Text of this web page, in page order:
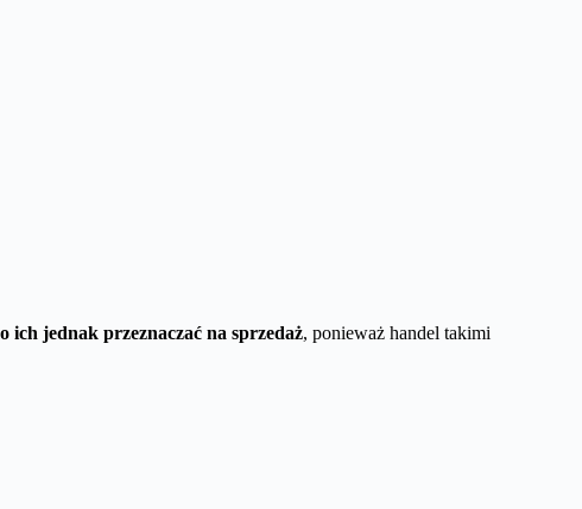
ich jednak przeznaczać na sprzedaż, ponieważ handel takimi